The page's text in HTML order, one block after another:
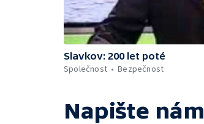
Slavkov: 200 let poté
Společnost
Bezpečnost
Napište nám